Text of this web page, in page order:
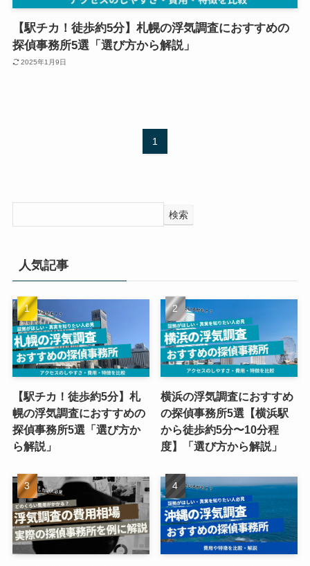
【駅チカ！徒歩約5分】札幌の浮気調査におすすめの
探偵事務所5選「選び方から解説」
2025年1月9日
1
検索
人気記事
【駅チカ！徒歩約5分】札
幌の浮気調査におすすめの
探偵事務所5選「選び方か
ら解説」
横浜の浮気調査におすすめ
の探偵事務所5選【横浜駅
から徒歩約5分〜10分程
度】「選び方から解説」